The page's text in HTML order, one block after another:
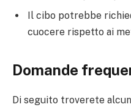
Il cibo potrebbe
cuocere rispetto ai
Domande
Di seguito troverete